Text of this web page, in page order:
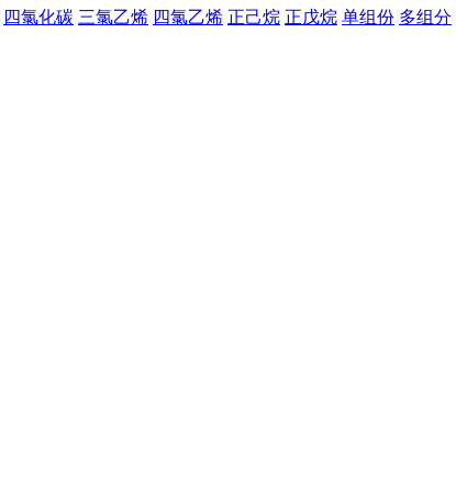
四氯化碳 三氯乙烯 四氯乙烯 正己烷 正戊烷 单组份 多组分